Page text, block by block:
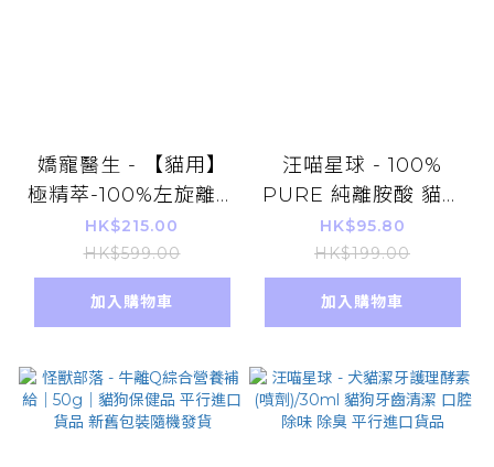
嬌寵醫生 - 【貓用】
極精萃-100%左旋離胺
酸 60顆/盒 (黑酵母升
級版)[1702](平行進口)
寵物保健品 毛孩營養
健康補充
HK$215.00
HK$599.00
加入購物車
汪喵星球 - 100%
PURE 純離胺酸 貓食
50g 平行進口貨品
HK$95.80
HK$199.00
加入購物車